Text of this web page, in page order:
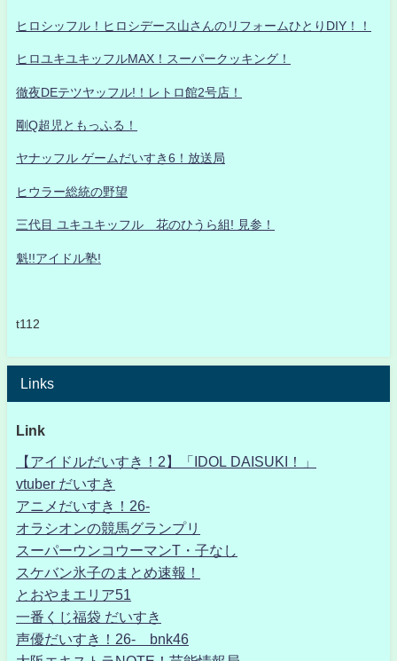
ヒロシッフル！ヒロシデース山さんのリフォームひとりDIY！！
ヒロユキユキッフルMAX！スーパークッキング！
徹夜DEテツヤッフル!！レトロ館2号店！
剛Q超児ともっふる！
ヤナッフル ゲームだいすき6！放送局
ヒウラー総統の野望
三代目 ユキユキッフル 花のひうら組! 見参！
魁!!アイドル塾!
t112
Links
Link
【アイドルだいすき！2】「IDOL DAISUKI！」
vtuber だいすき
アニメだいすき！26-
オラシオンの競馬グランプリ
スーパーウンコウーマンT・子なし
スケバン氷子のまとめ速報！
とおやまエリア51
一番くじ福袋 だいすき
声優だいすき！26- bnk46